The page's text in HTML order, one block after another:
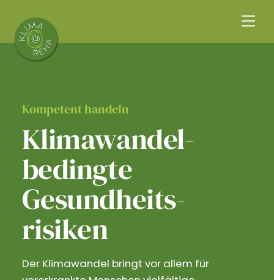
content
Kompetent handeln
Klimawandel­
bedingte
Gesundheits­
risiken
Der Klimawandel bringt vor allem für